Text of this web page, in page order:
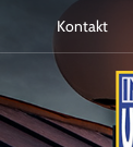
Kontakt